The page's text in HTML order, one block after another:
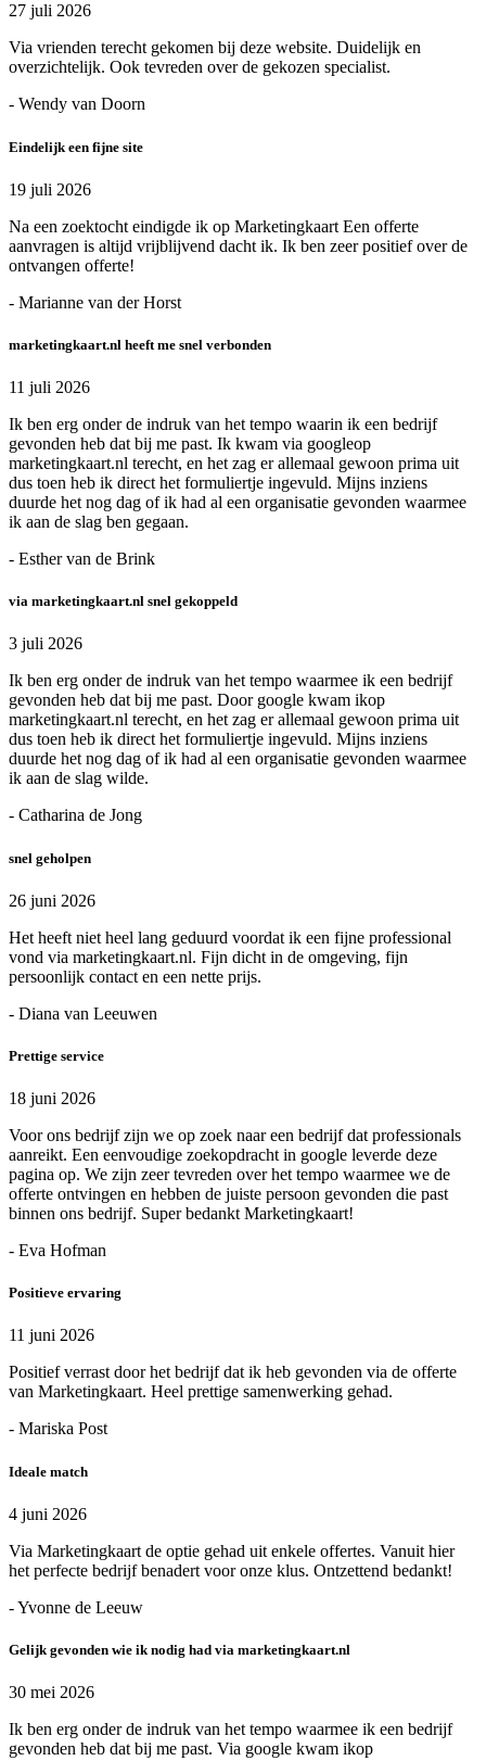
27 juli 2026
Via vrienden terecht gekomen bij deze website. Duidelijk en
overzichtelijk. Ook tevreden over de gekozen specialist.
- Wendy van Doorn
Eindelijk een fijne site
19 juli 2026
Na een zoektocht eindigde ik op Marketingkaart Een offerte
aanvragen is altijd vrijblijvend dacht ik. Ik ben zeer positief over de
ontvangen offerte!
- Marianne van der Horst
marketingkaart.nl heeft me snel verbonden
11 juli 2026
Ik ben erg onder de indruk van het tempo waarin ik een bedrijf
gevonden heb dat bij me past. Ik kwam via googleop
marketingkaart.nl terecht, en het zag er allemaal gewoon prima uit
dus toen heb ik direct het formuliertje ingevuld. Mijns inziens
duurde het nog dag of ik had al een organisatie gevonden waarmee
ik aan de slag ben gegaan.
- Esther van de Brink
via marketingkaart.nl snel gekoppeld
3 juli 2026
Ik ben erg onder de indruk van het tempo waarmee ik een bedrijf
gevonden heb dat bij me past. Door google kwam ikop
marketingkaart.nl terecht, en het zag er allemaal gewoon prima uit
dus toen heb ik direct het formuliertje ingevuld. Mijns inziens
duurde het nog dag of ik had al een organisatie gevonden waarmee
ik aan de slag wilde.
- Catharina de Jong
snel geholpen
26 juni 2026
Het heeft niet heel lang geduurd voordat ik een fijne professional
vond via marketingkaart.nl. Fijn dicht in de omgeving, fijn
persoonlijk contact en een nette prijs.
- Diana van Leeuwen
Prettige service
18 juni 2026
Voor ons bedrijf zijn we op zoek naar een bedrijf dat professionals
aanreikt. Een eenvoudige zoekopdracht in google leverde deze
pagina op. We zijn zeer tevreden over het tempo waarmee we de
offerte ontvingen en hebben de juiste persoon gevonden die past
binnen ons bedrijf. Super bedankt Marketingkaart!
- Eva Hofman
Positieve ervaring
11 juni 2026
Positief verrast door het bedrijf dat ik heb gevonden via de offerte
van Marketingkaart. Heel prettige samenwerking gehad.
- Mariska Post
Ideale match
4 juni 2026
Via Marketingkaart de optie gehad uit enkele offertes. Vanuit hier
het perfecte bedrijf benadert voor onze klus. Ontzettend bedankt!
- Yvonne de Leeuw
Gelijk gevonden wie ik nodig had via marketingkaart.nl
30 mei 2026
Ik ben erg onder de indruk van het tempo waarmee ik een bedrijf
gevonden heb dat bij me past. Via google kwam ikop